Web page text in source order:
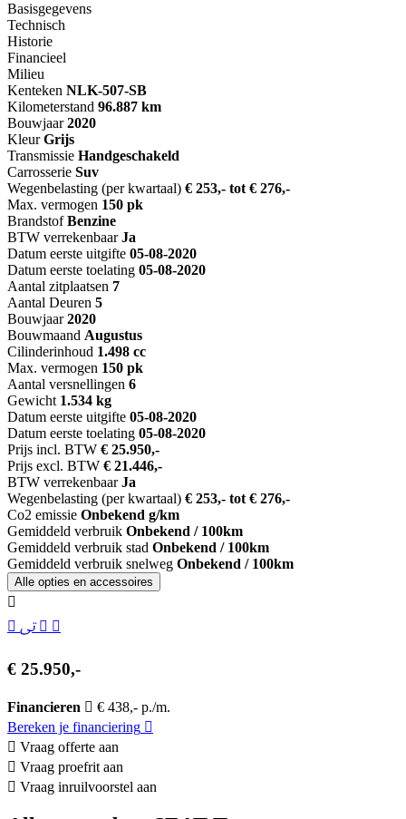
Basisgegevens
Technisch
Historie
Financieel
Milieu
Kenteken NLK-507-SB
Kilometerstand 96.887 km
Bouwjaar 2020
Kleur Grijs
Transmissie Handgeschakeld
Carrosserie Suv
Wegenbelasting (per kwartaal) € 253,- tot € 276,-
Max. vermogen 150 pk
Brandstof Benzine
BTW verrekenbaar Ja
Datum eerste uitgifte 05-08-2020
Datum eerste toelating 05-08-2020
Aantal zitplaatsen 7
Aantal Deuren 5
Bouwjaar 2020
Bouwmaand Augustus
Cilinderinhoud 1.498 cc
Max. vermogen 150 pk
Aantal versnellingen 6
Gewicht 1.534 kg
Datum eerste uitgifte 05-08-2020
Datum eerste toelating 05-08-2020
Prijs incl. BTW € 25.950,-
Prijs excl. BTW € 21.446,-
BTW verrekenbaar Ja
Wegenbelasting (per kwartaal) € 253,- tot € 276,-
Co2 emissie Onbekend g/km
Gemiddeld verbruik Onbekend / 100km
Gemiddeld verbruik stad Onbekend / 100km
Gemiddeld verbruik snelweg Onbekend / 100km
Alle opties en accessoires
€ 25.950,-
Financieren
€ 438,- p./m.
Bereken je financiering
Vraag offerte aan
Vraag proefrit aan
Vraag inruilvoorstel aan